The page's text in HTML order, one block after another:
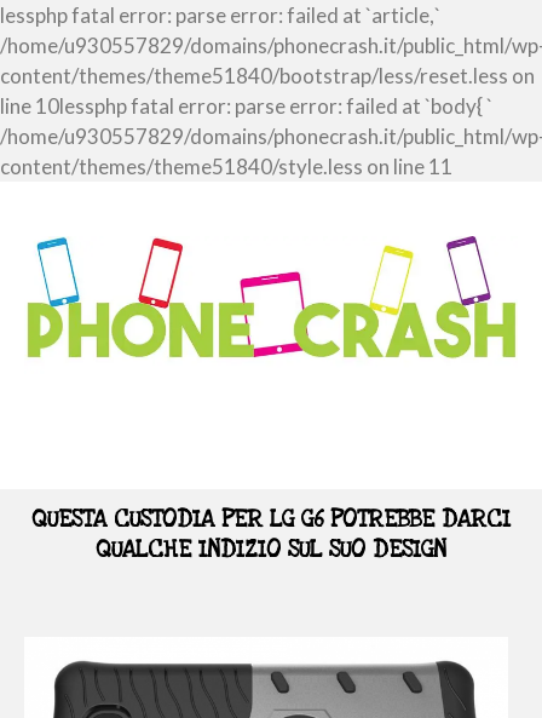
lessphp fatal error: parse error: failed at `article,`
/home/u930557829/domains/phonecrash.it/public_html/
content/themes/theme51840/bootstrap/less/reset.less on
line 10lessphp fatal error: parse error: failed at `body{ `
/home/u930557829/domains/phonecrash.it/public_html/
content/themes/theme51840/style.less on line 11
QUESTA CUSTODIA PER LG G6 POTREBBE DARCI
QUALCHE INDIZIO SUL SUO DESIGN